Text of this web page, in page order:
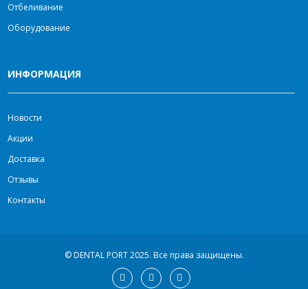
Отбеливание
Оборудование
ИНФОРМАЦИЯ
Новости
Акции
Доставка
Отзывы
Контакты
© DENTAL PORT 2025. Все права защищены.